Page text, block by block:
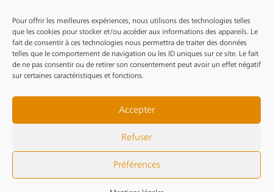
Pour offrir les meilleures expériences, nous utilisons des technologies telles
que les cookies pour stocker et/ou accéder aux informations des appareils. Le
fait de consentir à ces technologies nous permettra de traiter des données
telles que le comportement de navigation ou les ID uniques sur ce site. Le fait
de ne pas consentir ou de retirer son consentement peut avoir un effet négatif
sur certaines caractéristiques et fonctions.
Accepter
Refuser
Préférences
Me connecter
Mes commandes